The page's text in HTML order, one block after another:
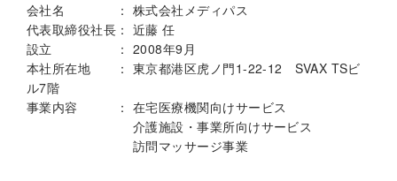
会社名 ： 株式会社メディパス
代表取締役社長： 近藤 任
設立 ： 2008年9月
本社所在地 ： 東京都港区虎ノ門1-22-12 SVAX TSビ
ル7階
事業内容 ： 在宅医療機関向けサービス
介護施設・事業所向けサービス
訪問マッサージ事業